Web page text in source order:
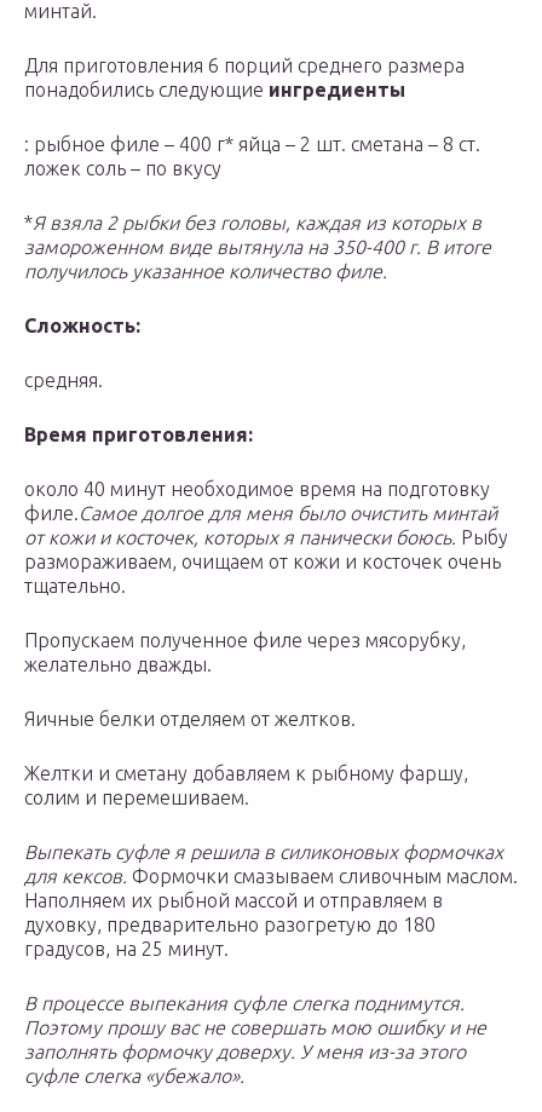
минтай.
Для приготовления 6 порций среднего размера
понадобились следующие ингредиенты
: рыбное филе – 400 г* яйца – 2 шт. сметана – 8 ст.
ложек соль – по вкусу
*Я взяла 2 рыбки без головы, каждая из которых в
замороженном виде вытянула на 350-400 г. В итоге
получилось указанное количество филе.
Сложность:
средняя.
Время приготовления:
около 40 минут необходимое время на подготовку
филе.Самое долгое для меня было очистить минтай
от кожи и косточек, которых я панически боюсь. Рыбу
размораживаем, очищаем от кожи и косточек очень
тщательно.
Пропускаем полученное филе через мясорубку,
желательно дважды.
Яичные белки отделяем от желтков.
Желтки и сметану добавляем к рыбному фаршу,
солим и перемешиваем.
Выпекать суфле я решила в силиконовых формочках
для кексов. Формочки смазываем сливочным маслом.
Наполняем их рыбной массой и отправляем в
духовку, предварительно разогретую до 180
градусов, на 25 минут.
В процессе выпекания суфле слегка поднимутся.
Поэтому прошу вас не совершать мою ошибку и не
заполнять формочку доверху. У меня из-за этого
суфле слегка «убежало».